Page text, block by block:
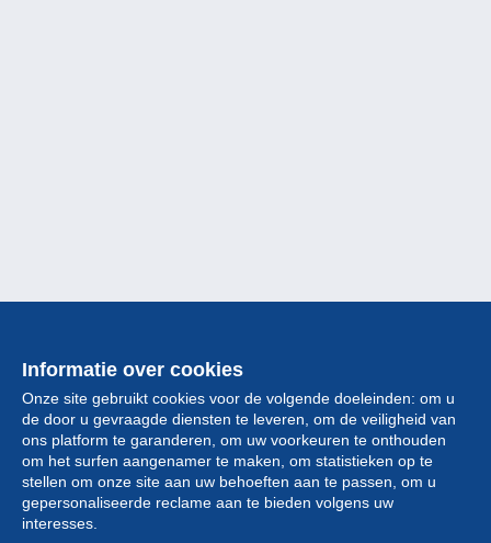
Informatie over cookies
Onze site gebruikt cookies voor de volgende doeleinden: om u
de door u gevraagde diensten te leveren, om de veiligheid van
ons platform te garanderen, om uw voorkeuren te onthouden
om het surfen aangenamer te maken, om statistieken op te
stellen om onze site aan uw behoeften aan te passen, om u
gepersonaliseerde reclame aan te bieden volgens uw
interesses.
Collectie